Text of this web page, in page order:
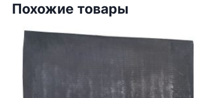
Похожие товары